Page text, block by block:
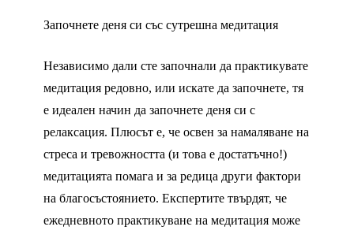
Започнете деня си със сутрешна медитация
Независимо дали сте започнали да практикувате
медитация редовно, или искате да започнете, тя
е идеален начин да започнете деня си с
релаксация. Плюсът е, че освен за намаляване на
стреса и тревожността (и това е достатъчно!)
медитацията помага и за редица други фактори
на благосъстоянието. Експертите твърдят, че
ежедневното практикуване на медитация може